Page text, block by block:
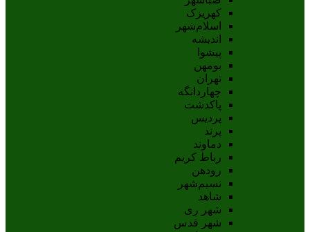
کهریزک
اسلام‌شهر
اندیشه
پيشوا
بومهن
تهران
چهاردانگه
پاکدشت
پردیس
پرند
دماوند
رباط کریم
رودهن
نسيم‌شهر
شاهد
شهر ری
شهر قدس